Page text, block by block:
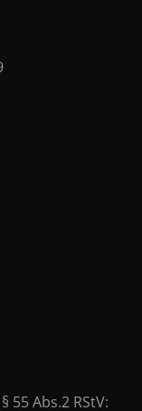
Abs.2 RStV: